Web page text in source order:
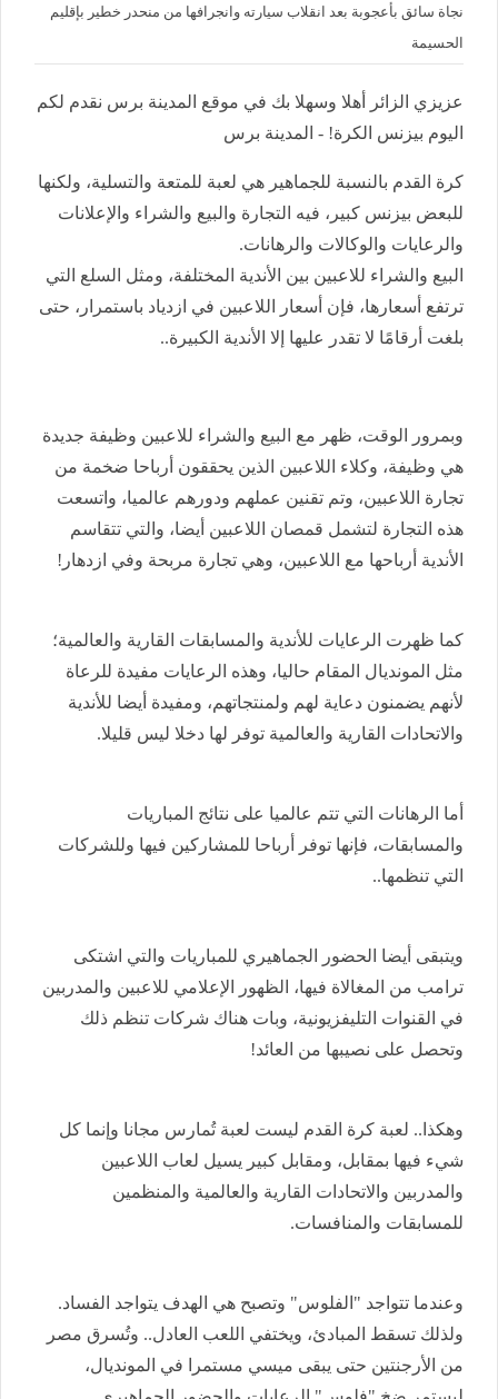
نجاة سائق بأعجوبة بعد انقلاب سيارته وانجرافها من منحدر خطير بإقليم
الحسيمة
عزيزي الزائر أهلا وسهلا بك في موقع المدينة برس نقدم لكم
اليوم بيزنس الكرة! - المدينة برس
كرة القدم بالنسبة للجماهير هي لعبة للمتعة والتسلية، ولكنها
للبعض بيزنس كبير، فيه التجارة والبيع والشراء والإعلانات
والرعايات والوكالات والرهانات.
البيع والشراء للاعبين بين الأندية المختلفة، ومثل السلع التي
ترتفع أسعارها، فإن أسعار اللاعبين في ازدياد باستمرار، حتى
بلغت أرقامًا لا تقدر عليها إلا الأندية الكبيرة..
وبمرور الوقت، ظهر مع البيع والشراء للاعبين وظيفة جديدة
هي وظيفة، وكلاء اللاعبين الذين يحققون أرباحا ضخمة من
تجارة اللاعبين، وتم تقنين عملهم ودورهم عالميا، واتسعت
هذه التجارة لتشمل قمصان اللاعبين أيضا، والتي تتقاسم
الأندية أرباحها مع اللاعبين، وهي تجارة مربحة وفي ازدهار!
كما ظهرت الرعايات للأندية والمسابقات القارية والعالمية؛
مثل المونديال المقام حاليا، وهذه الرعايات مفيدة للرعاة
لأنهم يضمنون دعاية لهم ولمنتجاتهم، ومفيدة أيضا للأندية
والاتحادات القارية والعالمية توفر لها دخلا ليس قليلا.
أما الرهانات التي تتم عالميا على نتائج المباريات
والمسابقات، فإنها توفر أرباحا للمشاركين فيها وللشركات
التي تنظمها..
ويتبقى أيضا الحضور الجماهيري للمباريات والتي اشتكى
ترامب من المغالاة فيها، الظهور الإعلامي للاعبين والمدربين
في القنوات التليفزيونية، وبات هناك شركات تنظم ذلك
وتحصل على نصيبها من العائد!
وهكذا.. لعبة كرة القدم ليست لعبة تُمارس مجانا وإنما كل
شيء فيها بمقابل، ومقابل كبير يسيل لعاب اللاعبين
والمدربين والاتحادات القارية والعالمية والمنظمين
للمسابقات والمنافسات.
وعندما تتواجد "الفلوس" وتصبح هي الهدف يتواجد الفساد.
ولذلك تسقط المبادئ، ويختفي اللعب العادل.. وتُسرق مصر
من الأرجنتين حتى يبقى ميسي مستمرا في المونديال،